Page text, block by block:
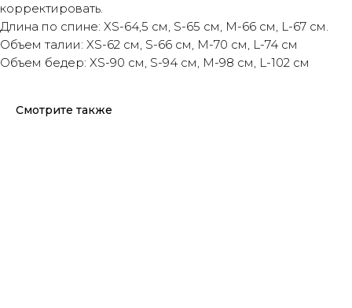
корректировать.
Длина по спине: XS-64,5 см, S-65 см, M-66 см, L-67 см.
Объем талии: XS-62 см, S-66 см, M-70 см, L-74 см
Объем бедер: XS-90 см, S-94 см, M-98 см, L-102 см
Смотрите также